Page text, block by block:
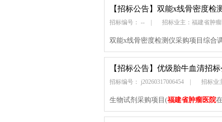
【招标公告】 双能x线骨密度检
招标编号： -- 招标业主：福建省肿
双能x线骨密度检测仪采购项目综合
【招标公告】 优级胎牛血清招
招标编号： j20260317006454 招标业
生物试剂采购项目(福建省肿瘤医院